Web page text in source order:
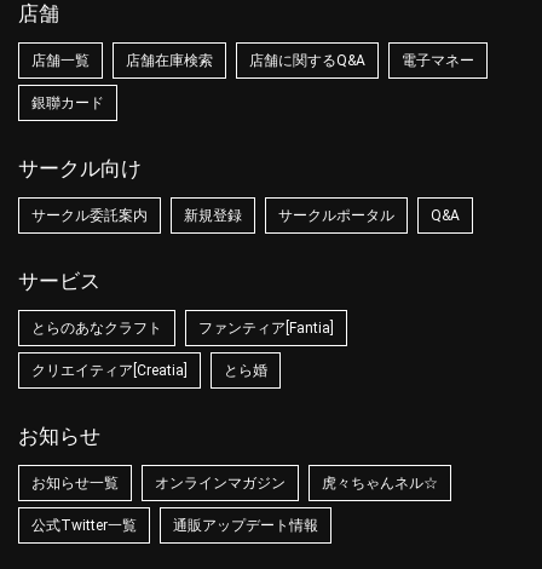
店舗
店舗一覧 店舗在庫検索 店舗に関するQ&A 電子マネー
銀聯カード
サークル向け
サークル委託案内 新規登録 サークルポータル Q&A
サービス
とらのあなクラフト ファンティア[Fantia]
クリエイティア[Creatia] とら婚
お知らせ
お知らせ一覧 オンラインマガジン 虎々ちゃんネル☆
公式Twitter一覧 通販アップデート情報